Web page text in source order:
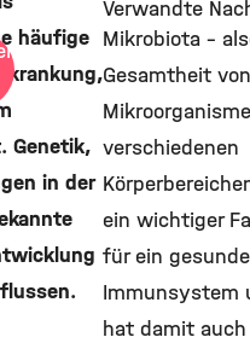
häufige
Genetik,
in der
Verwandte
Mikrobiota –
Gesamtheit von
verschiedenen
ein wichtiger
für ein
Immunsystem
hat damit auch